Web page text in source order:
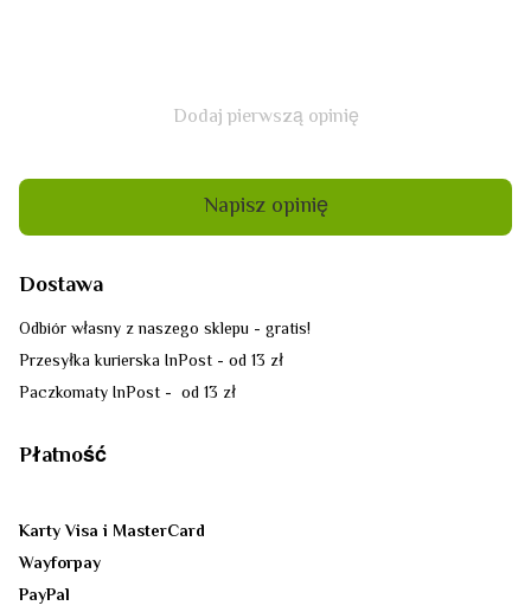
Dodaj pierwszą opinię
Napisz opinię
Dostawa
Odbiór własny z naszego sklepu - gratis!
Przesyłka kurierska InPost - od 13 zł
Paczkomaty InPost - od 13 zł
Płatność
Karty Visa i MasterCard
Wayforpay
PayPal